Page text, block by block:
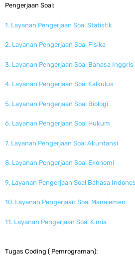
Pengerjaan Soal:
1. Layanan Pengerjaan Soal Statistik
2. Layanan Pengerjaan Soal Fisika
3. Layanan Pengerjaan Soal Bahasa Inggris
4. Layanan Pengerjaan Soal Kalkulus
5. Layanan Pengerjaan Soal Biologi
6. Layanan Pengerjaan Soal Hukum
7. Layanan Pengerjaan Soal Akuntansi
8. Layanan Pengerjaan Soal Ekonomi
9. Layanan Pengerjaan Soal Bahasa
10. Layanan Pengerjaan Soal Manajemen
11. Layanan Pengerjaan Soal Kimia
Tugas Coding ( Pemrograman):